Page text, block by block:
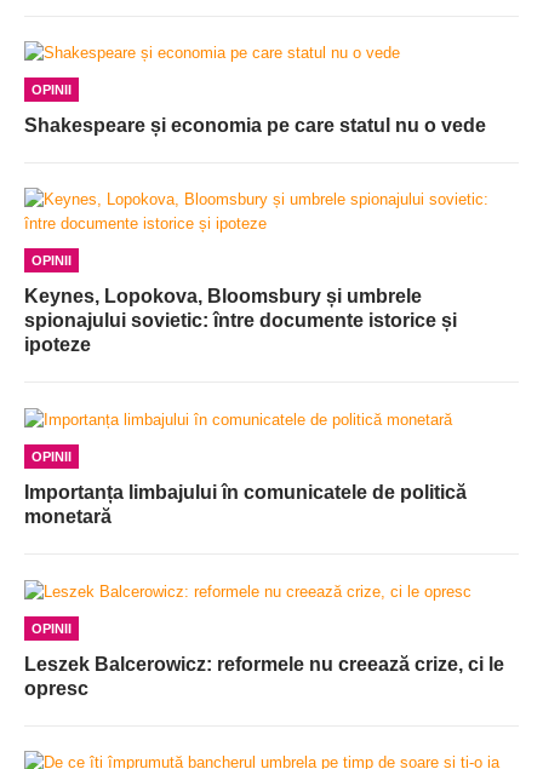
OPINII
Shakespeare și economia pe care statul nu o vede
OPINII
Keynes, Lopokova, Bloomsbury și umbrele
spionajului sovietic: între documente istorice și
ipoteze
OPINII
Importanța limbajului în comunicatele de politică
monetară
OPINII
Leszek Balcerowicz: reformele nu creează crize, ci le
opresc